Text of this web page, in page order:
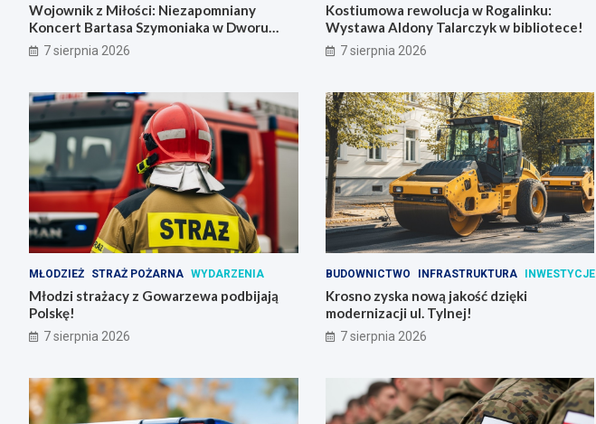
Wojownik z Miłości: Niezapomniany
Koncert Bartasa Szymoniaka w Dworu
Skrzynki
7 sierpnia 2026
Kostiumowa rewolucja w Rogalinku:
Wystawa Aldony Talarczyk w bibliotece!
7 sierpnia 2026
MŁODZIEŻ STRAŻ POŻARNA WYDARZENIA
Młodzi strażacy z Gowarzewa podbijają
Polskę!
7 sierpnia 2026
BUDOWNICTWO INFRASTRUKTURA INWESTYCJE
Krosno zyska nową jakość dzięki
modernizacji ul. Tylnej!
7 sierpnia 2026